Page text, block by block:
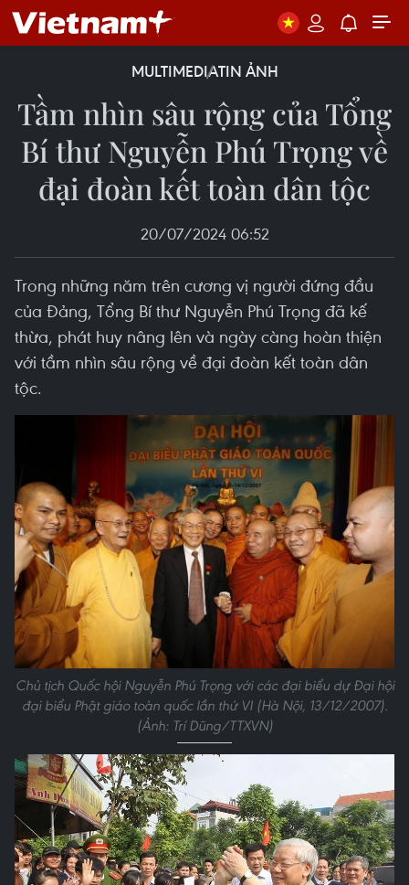
MULTIMEDIATIN ẢNH
Tầm nhìn sâu rộng của Tổng
Bí thư Nguyễn Phú Trọng về
đại đoàn kết toàn dân tộc
20/07/2024 06:52
Trong những năm trên cương vị người đứng đầu
của Đảng, Tổng Bí thư Nguyễn Phú Trọng đã kế
thừa, phát huy nâng lên và ngày càng hoàn thiện
với tầm nhìn sâu rộng về đại đoàn kết toàn dân
tộc.
Chủ tịch Quốc hội Nguyễn Phú Trọng với các đại biểu dự Đại hội
đại biểu Phật giáo toàn quốc lần thứ VI (Hà Nội, 13/12/2007).
(Ảnh: Trí Dũng/TTXVN)